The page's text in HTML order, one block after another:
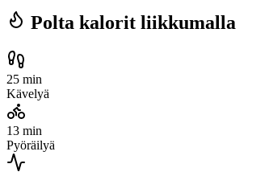
Polta kalorit liikkumalla
25 min
Kävelyä
13 min
Pyöräilyä